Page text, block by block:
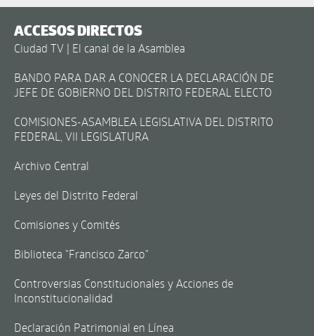
ACCESOS DIRECTOS
Ciudad TV | El canal de la Asamblea
BANDO PARA DAR A CONOCER LA DECLARACIÓN DE
JEFE DE GOBIERNO DEL DISTRITO FEDERAL ELECTO
COMISIONES-ASAMBLEA LEGISLATIVA DEL DISTRITO
FEDERAL, VII LEGISLATURA
Archivo Central
Leyes del Distrito Federal
Comisiones y Comités
Biblioteca "Francisco Zarco"
Controversias Constitucionales y Acciones de
Inconstitucionalidad
Declaración Patrimonial en Línea